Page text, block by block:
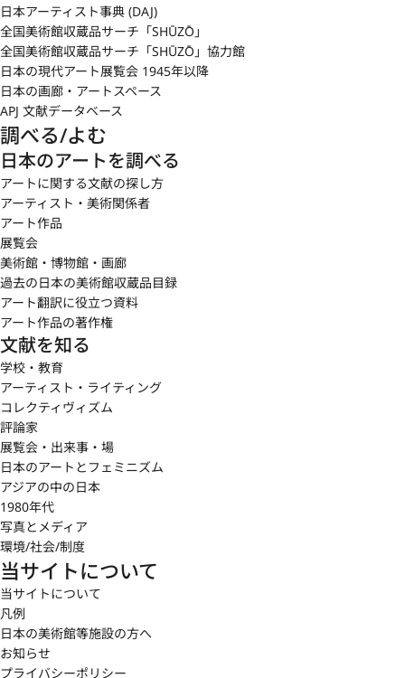
日本アーティスト事典 (DAJ)
全国美術館収蔵品サーチ「SHŪZŌ」
全国美術館収蔵品サーチ「SHŪZŌ」協力館
日本の現代アート展覧会 1945年以降
日本の画廊・アートスペース
APJ 文献データベース
調べる/よむ
日本のアートを調べる
アートに関する文献の探し方
アーティスト・美術関係者
アート作品
展覧会
美術館・博物館・画廊
過去の日本の美術館収蔵品目録
アート翻訳に役立つ資料
アート作品の著作権
文献を知る
学校・教育
アーティスト・ライティング
コレクティヴィズム
評論家
展覧会・出来事・場
日本のアートとフェミニズム
アジアの中の日本
1980年代
写真とメディア
環境/社会/制度
当サイトについて
当サイトについて
凡例
日本の美術館等施設の方へ
お知らせ
プライバシーポリシー